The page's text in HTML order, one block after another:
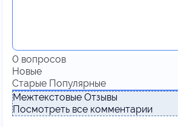
0 вопросов
Новые
Старые Популярные
Межтекстовые Отзывы
Посмотреть все комментарии